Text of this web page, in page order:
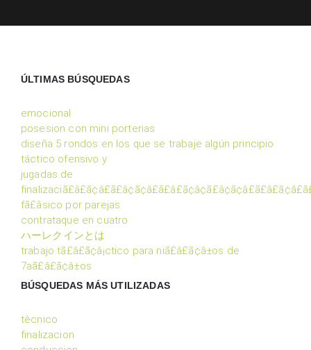
ÚLTIMAS BÚSQUEDAS
emocional
posesion con mini porterias
diseña 5 rondos en los que se trabaje algún principio
táctico ofensivo y
jugadas de
fã£âsico por parejas
contrataque en cuatro
ハーレクインとは
trabajo tã£â£ã¢â¡ctico para niã£â£ã¢â±os de
7aã£â£ã¢â±os
BÚSQUEDAS MÁS UTILIZADAS
tècnico
finalizacion